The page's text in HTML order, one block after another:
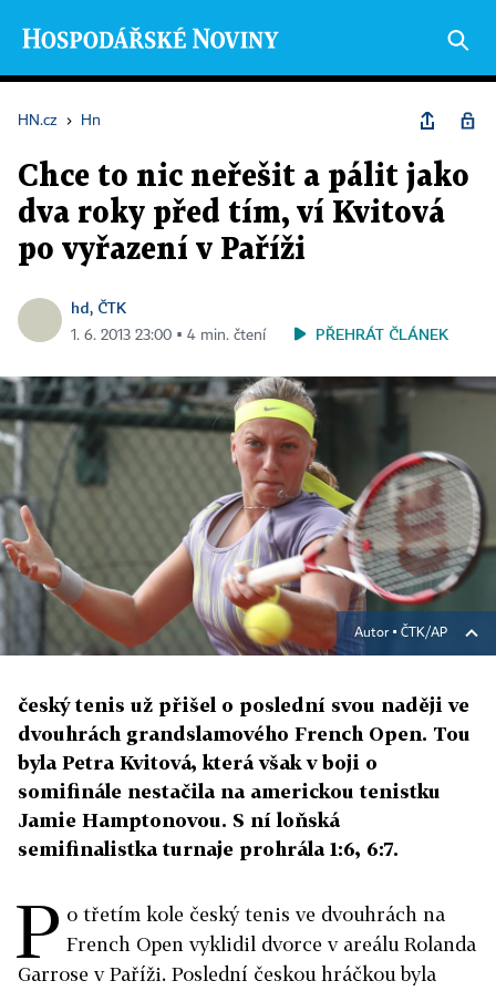
HN.cz › Hn
Chce to nic neřešit a pálit jako
dva roky před tím, ví Kvitová
po vyřazení v Paříži
hd, ČTK
1. 6. 2013 23:00 ▪ 4 min. čtení PŘEHRÁT ČLÁNEK
Autor ▪ ČTK/AP
český tenis už přišel o poslední svou naději ve
dvouhrách grandslamového French Open. Tou
byla Petra Kvitová, která však v boji o
somifinále nestačila na americkou tenistku
Jamie Hamptonovou. S ní loňská
semifinalistka turnaje prohrála 1:6, 6:7.
P o třetím kole český tenis ve dvouhrách na
French Open vyklidil dvorce v areálu Rolanda
Garrose v Paříži. Poslední českou hráčkou byla